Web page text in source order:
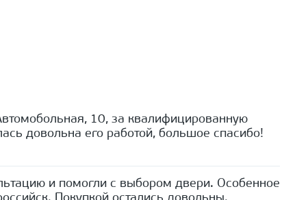
10, за квалифицированную
довольна его работой, большое спасибо!
и помогли с выбором двери. Особенное